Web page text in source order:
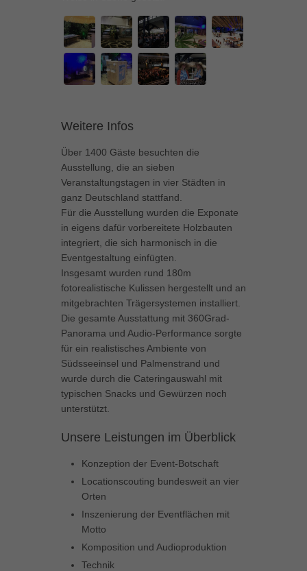
Weitere Infos
Über 1400 Gäste besuchten die
Ausstellung, die an sieben
Veranstaltungstagen in vier Städten in
ganz Deutschland stattfand.
Für die Ausstellung wurden die Exponate
in eigens dafür vorbereitete Holzbauten
integriert, die sich harmonisch in die
Eventgestaltung einfügten.
Insgesamt wurden rund 180m
fotorealistische Kulissen hergestellt und an
mitgebrachten Trägersystemen installiert.
Die gesamte Ausstattung mit 360Grad-
Panorama und Audio-Performance sorgte
für ein realistisches Ambiente von
Südsseeinsel und Palmenstrand und
wurde durch die Cateringauswahl mit
typischen Snacks und Gewürzen noch
unterstützt.
Unsere Leistungen im Überblick
Konzeption der Event-Botschaft
Locationscouting bundesweit an vier
Orten
Inszenierung der Eventflächen mit
Motto
Komposition und Audioproduktion
Technik
weitere Informationen anzeigen lassen und so nur bestimmte
Cookies auswählen.
Alle akzeptieren Speichern
Essenziell (1)
Essenzielle Cookies ermöglichen grundlegende Funktionen und sind für
die einwandfreie Funktion der Website erforderlich.
Marketing (1)
Marketing-Cookies werden von Drittanbietern oder Publishern verwendet,
um personalisierte Werbung anzuzeigen. Sie tun dies, indem sie
Besucher über Websites hinweg verfolgen.
Cookie-Informationen anzeigen
Externe Medien (5)
Inhalte von Videoplattformen und Social-Media-Plattformen werden
standardmäßig blockiert. Wenn Cookies von externen Medien akzeptiert
werden, bedarf der Zugriff auf diese Inhalte keiner manuellen Einwilligung
Cookie-Informationen anzeigen
powered by Borlabs Cookie Datenschutzerklärung